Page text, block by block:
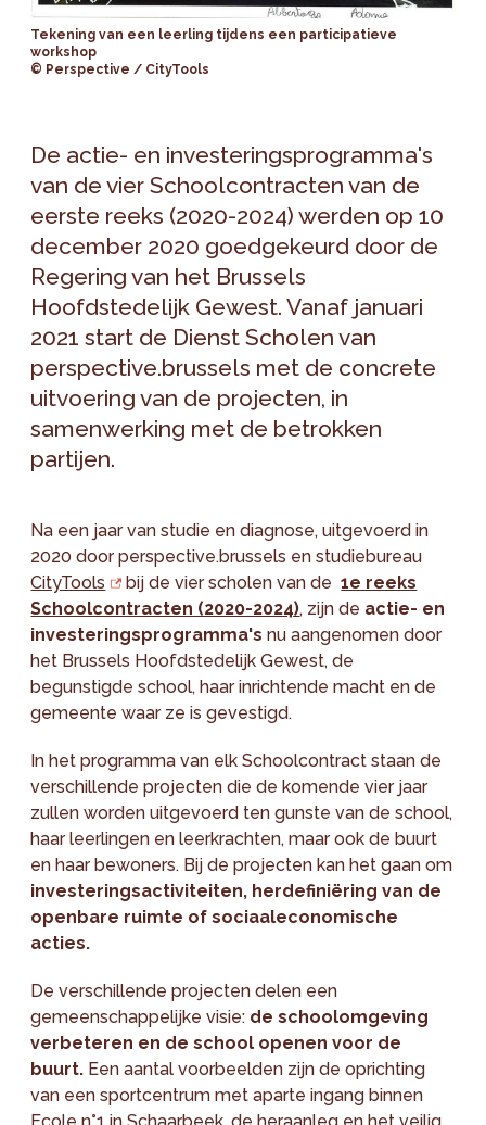
Tekening van een leerling tijdens een participatieve
workshop
© Perspective / CityTools
De actie- en investeringsprogramma's
van de vier Schoolcontracten van de
eerste reeks (2020-2024) werden op 10
december 2020 goedgekeurd door de
Regering van het Brussels
Hoofdstedelijk Gewest. Vanaf januari
2021 start de Dienst Scholen van
perspective.brussels met de concrete
uitvoering van de projecten, in
samenwerking met de betrokken
partijen.
Na een jaar van studie en diagnose, uitgevoerd in
2020 door perspective.brussels en studiebureau
CityTools
bij de vier scholen van de1e reeks
Schoolcontracten (2020-2024), zijn de actie- en
investeringsprogramma's nu aangenomen door
het Brussels Hoofdstedelijk Gewest, de
begunstigde school, haar inrichtende macht en de
gemeente waar ze is gevestigd.
In het programma van elk Schoolcontract staan de
verschillende projecten die de komende vier jaar
zullen worden uitgevoerd ten gunste van de school,
haar leerlingen en leerkrachten, maar ook de buurt
en haar bewoners. Bij de projecten kan het gaan om
investeringsactiviteiten, herdefiniëring van de
openbare ruimte of sociaaleconomische
acties.
De verschillende projecten delen een
gemeenschappelijke visie: de schoolomgeving
verbeteren en de school openen voor de
buurt. Een aantal voorbeelden zijn de oprichting
van een sportcentrum met aparte ingang binnen